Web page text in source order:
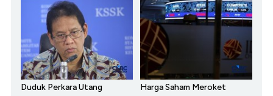
Duduk Perkara Utang
Harga Saham Meroket